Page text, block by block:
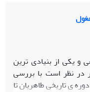
و یکی از بنیادی ترین
در نظر است با بررسی
ی تاریخی طاهریان تا